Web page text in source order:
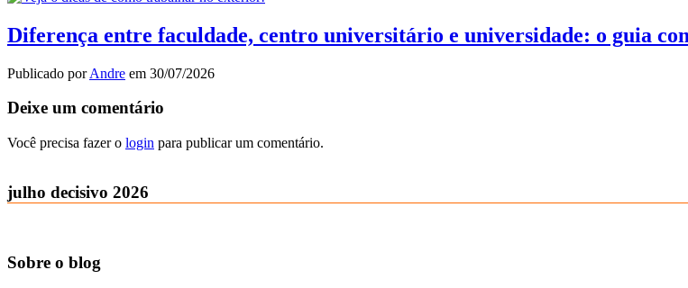
Diferença entre faculdade, centro universitário e universidade: o guia
Publicado porAndre em 30/07/2026
Deixe um comentário
Você precisa fazer o login para publicar um comentário.
julho decisivo 2026
Sobre o blog